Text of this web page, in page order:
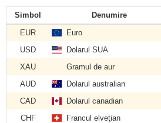
Simbol Denumire
EUR
Euro
USD
Dolarul SUA
XAU
Gramul de aur
AUD
Dolarul australian
CAD
Dolarul canadian
CHF
Francul elveţian